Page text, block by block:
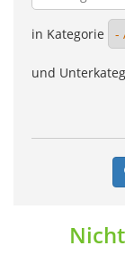
in Kategorie
und